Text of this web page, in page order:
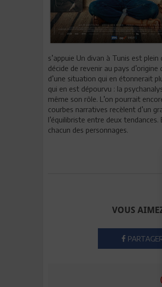
s’appuie Un divan à Tunis est
décide de revenir au pays
d’une situation qui en étonnerait
qui en est dépourvu : la
même son rôle. L’on pourrait
courbes narratives recèlent d’un
l’équilibriste entre deux
chacun des personnages.
VOUS